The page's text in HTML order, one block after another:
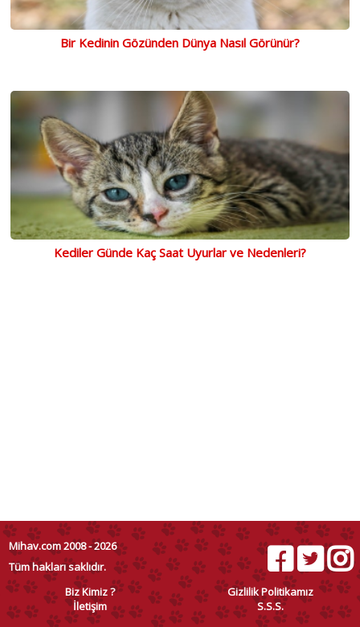
Bir Kedinin Gözünden Dünya Nasıl Görünür?
Kediler Günde Kaç Saat Uyurlar ve Nedenleri?
Mihav.com 2008 - 2026
Tüm hakları saklıdır.
Biz Kimiz ?
Gizlilik Politikamız
İletişim
S.S.S.